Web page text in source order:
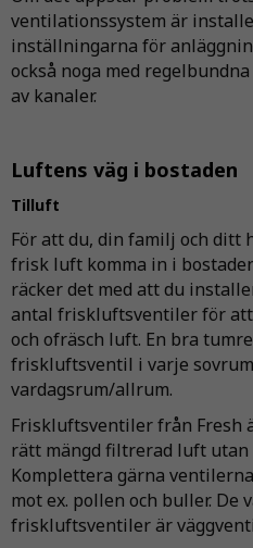
ventilationssystem är
inställningarna för
också noga med
av kanaler.
Luftens väg i bostaden
Tilluft
För att du, din familj och ditt
frisk luft komma in i
räcker det med att du
antal friskluftsventiler för
och ofräsch luft. En bra
friskluftsventil i varje
vardagsrum/allrum.
Friskluftsventiler från Fresh
rätt mängd filtrerad luft utan
Komplettera gärna
mot ex. pollen och buller. De
friskluftsventiler är